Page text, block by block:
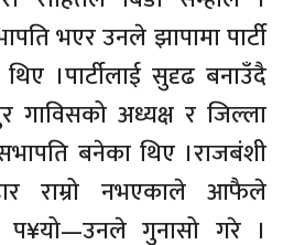
भएर उनले झापामा पार्टी
।पार्टीलाई सुदृढ बनाउँदै
गाविसको अध्यक्ष र जिल्ला
बनेका थिए ।राजबंशी
राम्रो नभएकाले आफैले
प¥यो—उनले गुनासो गरे ।